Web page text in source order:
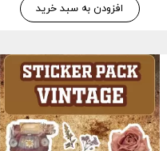
افزودن به سبد خرید